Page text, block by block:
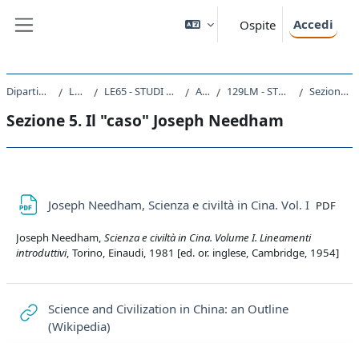
Ospite Accedi
Dipartimento di Studi Umanistici Laurea Magistrale LE65 - STUDI STORICI. DALL'ANTICO AL CONTEMPORANEO A.A. 2020 - 2021 129LM - STORIA GLOBALE - STORIA MODERNA 2020 Sezione 5. Il "caso" Joseph Needham
Sezione 5. Il "caso" Joseph Needham
Joseph Needham, Scienza e civiltà in Cina. Vol. I File
PDF
Joseph Needham, Scienza e civiltà in Cina. Volume I. Lineamenti
introduttivi, Torino, Einaudi, 1981 [ed. or. inglese, Cambridge, 1954]
Science and Civilization in China: an Outline
(Wikipedia)